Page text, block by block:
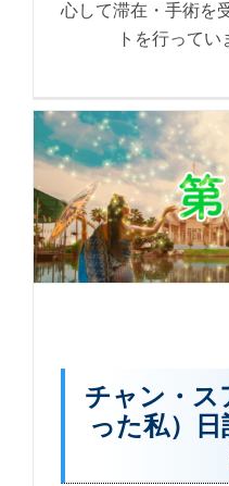
心して滞在・手術を
トを行ってい
チャン・ス
った私）日